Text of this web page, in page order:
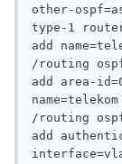
other-
type-1
add
/routing
add area-
name=telekom
/routing
add